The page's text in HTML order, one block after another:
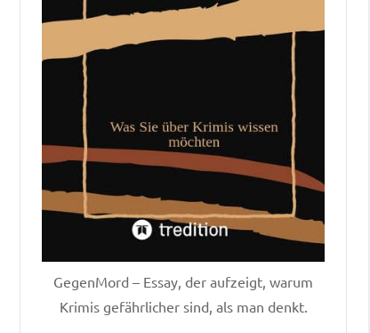
GegenMord – Essay, der aufzeigt, warum
Krimis gefährlicher sind, als man denkt.